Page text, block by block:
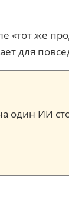
«тот же
для
один ИИ